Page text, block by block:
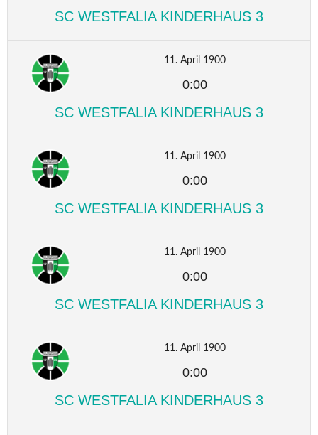
SC WESTFALIA KINDERHAUS 3
11. April 1900
0:00
SC WESTFALIA KINDERHAUS 3
11. April 1900
0:00
SC WESTFALIA KINDERHAUS 3
11. April 1900
0:00
SC WESTFALIA KINDERHAUS 3
11. April 1900
0:00
SC WESTFALIA KINDERHAUS 3